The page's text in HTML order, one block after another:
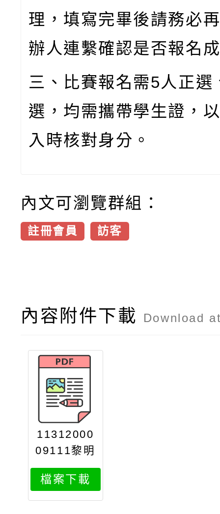
理，填寫完畢後請務必
辦人連繫確認是否報名
三、比賽報名需5人正選
選，均需攜帶學生證，
入時核對身分。
內文可瀏覽群組：
註冊會員 訪客
內容附件下載 Download
11312000
09111黎明
電競校園爭
霸賽
檔案下載